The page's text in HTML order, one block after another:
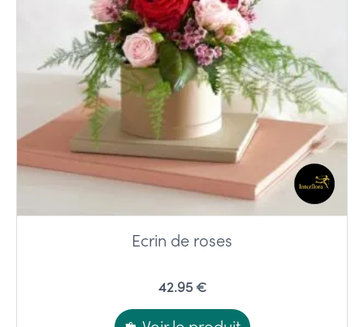
Ecrin de roses
42.95 €